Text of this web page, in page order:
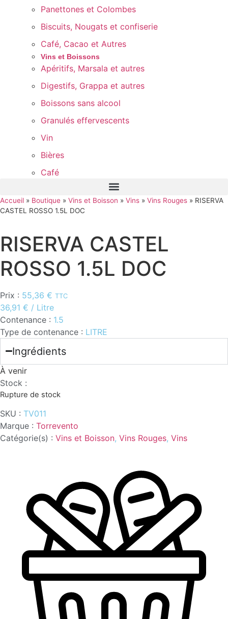
Panettones et Colombes
Biscuits, Nougats et confiserie
Café, Cacao et Autres
Vins et Boissons
Apéritifs, Marsala et autres
Digestifs, Grappa et autres
Boissons sans alcool
Granulés effervescents
Vin
Bières
Café
Accueil » Boutique » Vins et Boisson » Vins » Vins Rouges » RISERVA
CASTEL ROSSO 1.5L DOC
RISERVA CASTEL
ROSSO 1.5L DOC
Prix : 55,36 € TTC
36,91 € / Litre
Contenance : 1.5
Type de contenance : LITRE
Ingrédients
À venir
Stock :
Rupture de stock
SKU : TV011
Marque : Torrevento
Catégorie(s) : Vins et Boisson, Vins Rouges, Vins